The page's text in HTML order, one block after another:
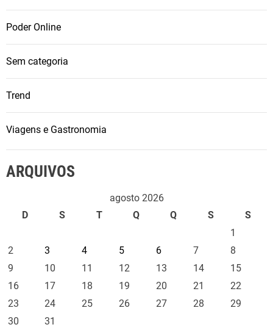
Poder Online
Sem categoria
Trend
Viagens e Gastronomia
ARQUIVOS
agosto 2026
D
S T Q Q S
S
1
2
3 4 5 6 7
8
9
10 11 12 13 14
15
16
17 18 19 20 21
22
23
24 25 26 27 28
29
30
31